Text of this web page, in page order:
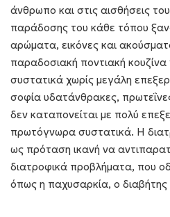
άνθρωπο και στις αισθήσεις
παράδοσης του κάθε τόπου
αρώματα, εικόνες και
παραδοσιακή ποντιακή κουζίνα
συστατικά χωρίς μεγάλη
σοφία υδατάνθρακες,
δεν καταπονείται με πολύ
πρωτόγνωρα συστατικά. Η
ως πρόταση ικανή να
διατροφικά προβλήματα, που
όπως η παχυσαρκία, ο διαβήτης